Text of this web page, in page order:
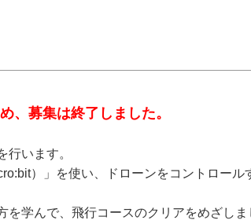
、募集は終了しました。
います。
）」を使い、ドローンをコントロール
学んで、飛行コースのクリアをめざしま